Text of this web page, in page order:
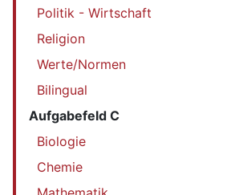
Politik - Wirtschaft
Religion
Werte/Normen
Bilingual
Aufgabefeld C
Biologie
Chemie